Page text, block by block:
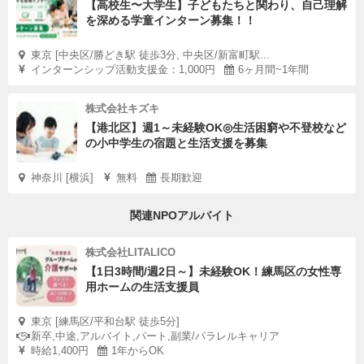
【高校生〜大学生】子どもたちと関わり、自己理解
を深める学童インターン募集！！
東京 [中央区/勝どき駅 徒歩3分, 中央区/新富町駅...
インターンシップ活動支援金：1,000円
6ヶ月間~1年間
株式会社キズキ
【港北区】週1～未経験OK◎生活困窮や不登校など
の小中学生の宿題と生活支援を募集
神奈川 [横浜] 無料 長期歓迎
関連NPOアルバイト
株式会社LITALICO
【1日3時間/週2日～】未経験OK！練馬区の女性専
用ホームの生活支援員
東京 [練馬区/平和台駅 徒歩5分]
新卒,中途,アルバイト,パート,副業/パラレルキャリア
時給1,400円
1年からOK